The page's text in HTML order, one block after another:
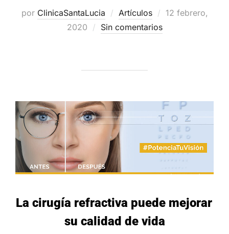
por ClinicaSantaLucia Artículos
Publicado
12 febrero,
2020
Sin comentarios
La cirugía refractiva puede mejorar
su calidad de vida